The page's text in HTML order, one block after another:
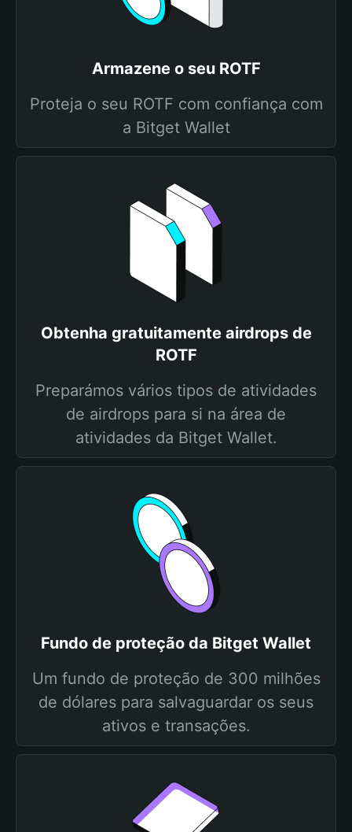
Armazene o seu ROTF
Proteja o seu ROTF com confiança com
a Bitget Wallet
Obtenha gratuitamente airdrops de
ROTF
Preparámos vários tipos de atividades
de airdrops para si na área de
atividades da Bitget Wallet.
Fundo de proteção da Bitget Wallet
Um fundo de proteção de 300 milhões
de dólares para salvaguardar os seus
ativos e transações.